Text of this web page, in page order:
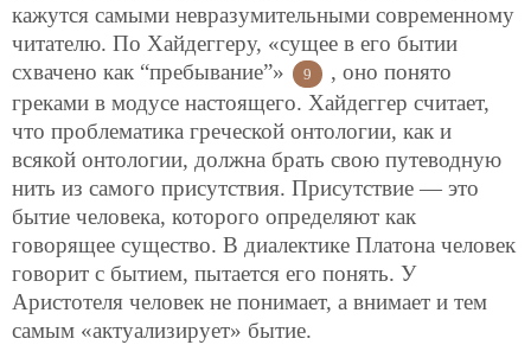
кажутся самыми невразумительными современному
читателю. По Хайдеггеру, «сущее в его бытии
схвачено как “пребывание”»
9
, оно понято
греками в модусе настоящего. Хайдеггер считает,
что проблематика греческой онтологии, как и
всякой онтологии, должна брать свою путеводную
нить из самого присутствия. Присутствие — это
бытие человека, которого определяют как
говорящее существо. В диалектике Платона человек
говорит с бытием, пытается его понять. У
Аристотеля человек не понимает, а внимает и тем
самым «актуализирует» бытие.